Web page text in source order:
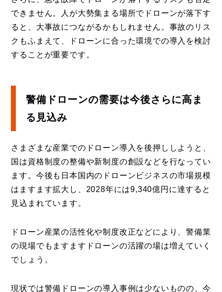
できません。人が大勢集まる場所でドローンが落下す
ると、大事故につながるかもしれません。事故のリス
クもふまえて、ドローンに合った環境での導入を検討
することが重要です。
警備ドローンの需要は今後さらに高ま
る見込み
さまざまな産業でのドローン導入を後押ししようと、
国は資格制度の整備や新制度の創設などを行なってい
ます。今後も日本国内のドローンビジネスの市場規模
はますます拡大し、2028年には9,340億円に達すると
見込まれています。
ドローン産業の活性化や制度改正などにより、警備業
の現場でもますますドローンの活躍の場は増えていく
でしょう。
現状では警備ドローンの導入事例は少ないものの、今